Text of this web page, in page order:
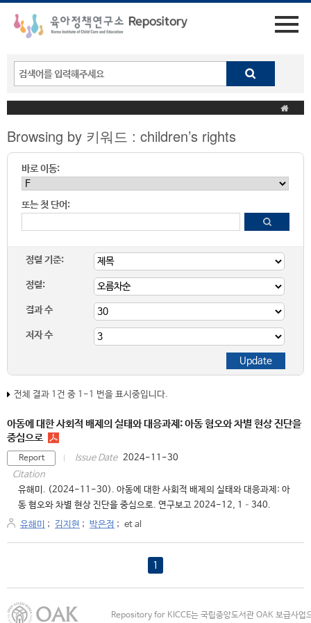
Browsing by 키워드 : children’s rights
바로 이동:
또는 첫 단어:
정렬 기준:
정렬:
결과 수
저자 수
전체 결과 1건 중 1-1 번을 표시중입니다.
아동에 대한 사회적 배제의 실태와 대응과제: 아동 혐오와 차별 현상 진단을
중심으로
Report Issue Date 2024-11-30
Citation
유해미. (2024-11-30). 아동에 대한 사회적 배제의 실태와 대응과제: 아
동 혐오와 차별 현상 진단을 중심으로. 연구보고 2024-12, 1–340.
유해미 ; 김지현 ; 박은정 ; et al
1
Repository for KICCE는 국립중앙도서관 OAK 보급사업